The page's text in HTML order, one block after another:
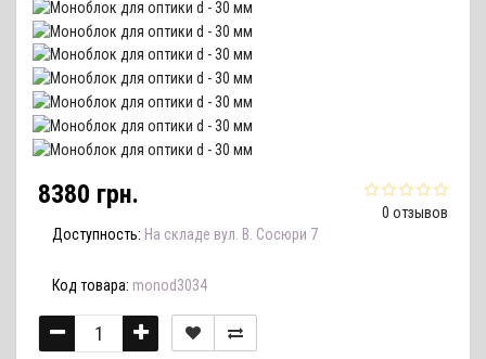
0 отзывов
8380 грн.
Доступность: На складе вул. В. Сосюри 7
Код товара: monod3034